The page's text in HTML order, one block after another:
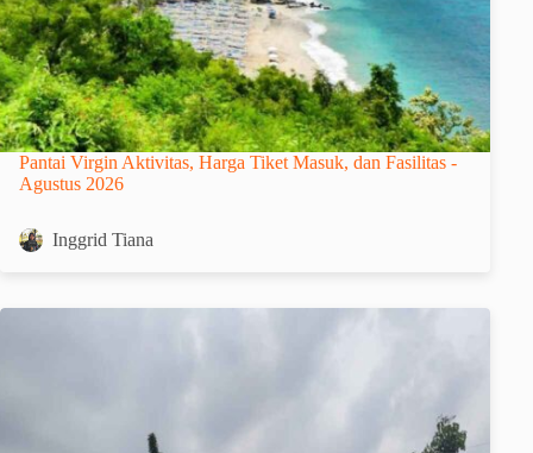
Pantai Virgin Aktivitas, Harga Tiket Masuk, dan Fasilitas -
Agustus 2026
Inggrid Tiana